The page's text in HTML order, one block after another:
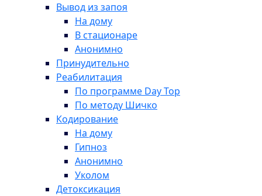
Вывод из запоя
На дому
В стационаре
Анонимно
Принудительно
Реабилитация
По программе Day Top
По методу Шичко
Кодирование
На дому
Гипноз
Анонимно
Уколом
Детоксикация